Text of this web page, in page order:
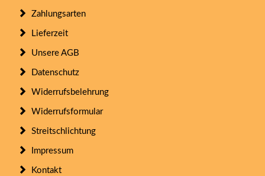
Zahlungsarten
Lieferzeit
Unsere AGB
Datenschutz
Widerrufsbelehrung
Widerrufsformular
Streitschlichtung
Impressum
Kontakt